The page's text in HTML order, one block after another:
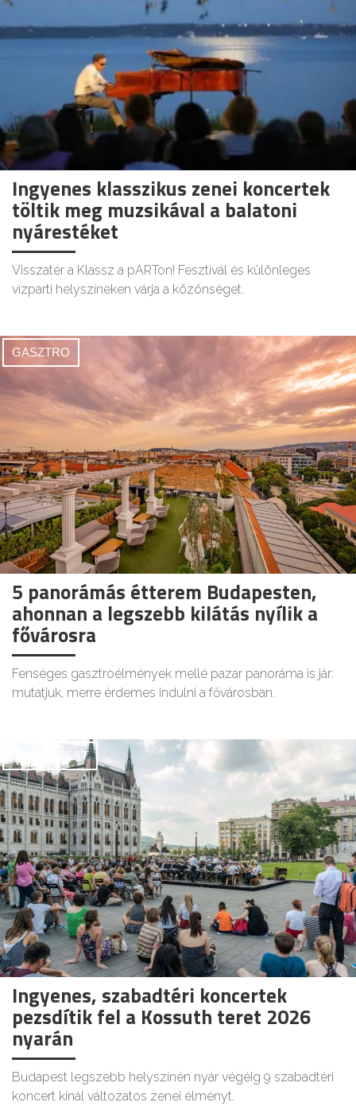
Ingyenes klasszikus zenei koncertek
töltik meg muzsikával a balatoni
nyárestéket
Visszatér a Klassz a pARTon! Fesztivál és különleges
vízparti helyszíneken várja a közönséget.
GASZTRO
5 panorámás étterem Budapesten,
ahonnan a legszebb kilátás nyílik a
fővárosra
Fenséges gasztroélmények mellé pazar panoráma is jár:
mutatjuk, merre érdemes indulni a fővárosban.
GOODAPEST
Ingyenes, szabadtéri koncertek
pezsdítik fel a Kossuth teret 2026
nyarán
Budapest legszebb helyszínén nyár végéig 9 szabadtéri
koncert kínál változatos zenei élményt.